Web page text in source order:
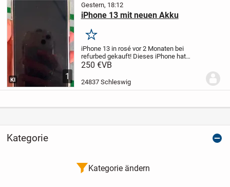
1
KI
Gestern, 18:12
iPhone 13 mit neuen Akku
Merken
iPhone 13 in rosé vor 2 Monaten bei
refurbed gekauft! Dieses iPhone hat
keine Kratzer oder sonstiges läuft super!
und Handy wurde dort auch gekauft daher
250 €VB
24837 Schleswig
Kategorie
Kategorie ändern